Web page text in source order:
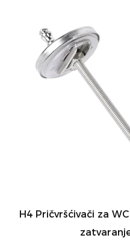
H4 Pričvršćivači za